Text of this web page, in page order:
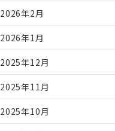
2026年2月
2026年1月
2025年12月
2025年11月
2025年10月